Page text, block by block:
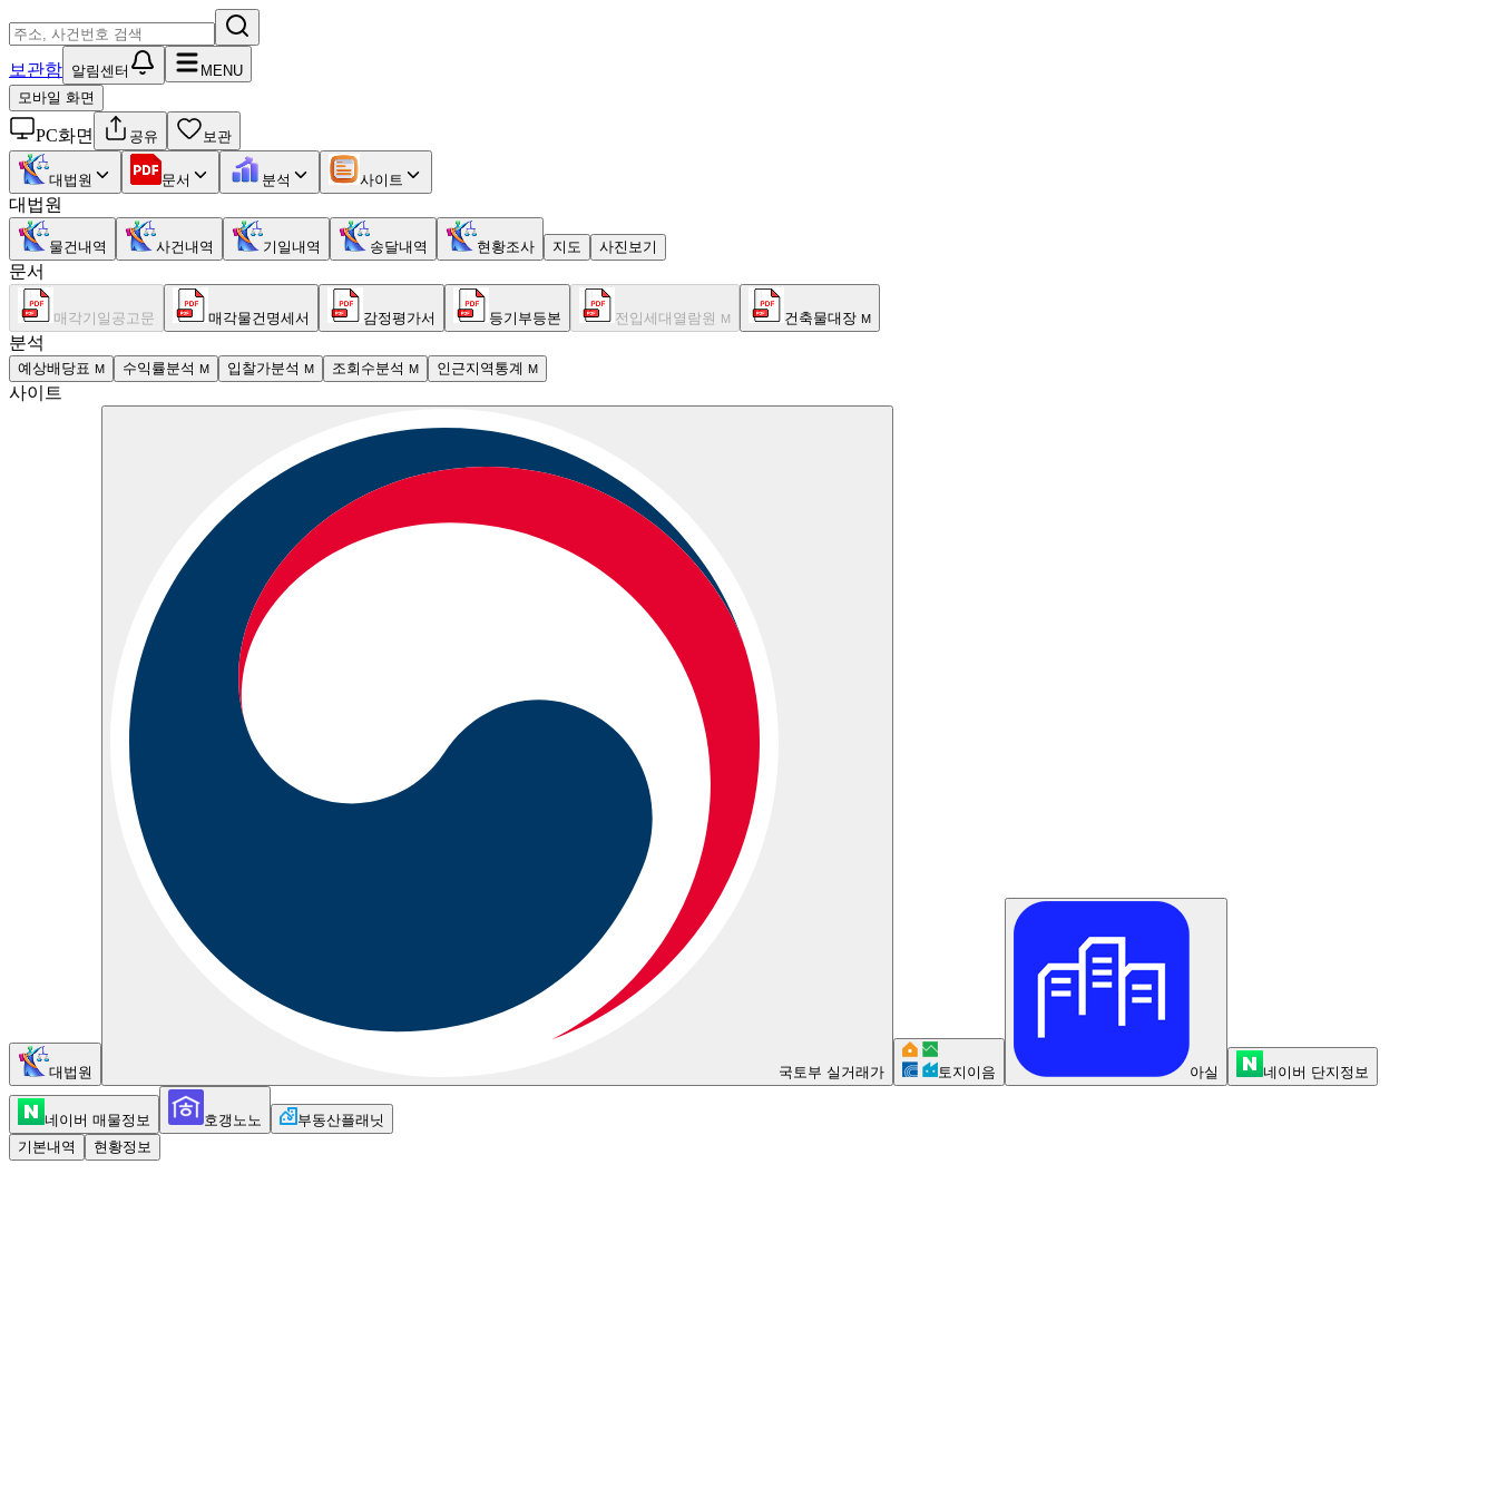
보관함 알림센터
MENU
모바일 화면
PC화면 공유 보관
대법원 문서 분석 사이트
대법원
물건내역 사건내역 기일내역 송달내역 현황조사 지도 사진보기
문서
매각기일공고문 매각물건명세서 감정평가서 등기부등본 전입세대열람원 M 건축물대장 M
분석
예상배당표 M 수익률분석 M 입찰가분석 M 조회수분석 M 인근지역통계 M
사이트
대법원 국토부 실거래가 토지이음 아실 네이버 단지정보
네이버 매물정보 호갱노노
부동산플래닛
기본내역
현황정보